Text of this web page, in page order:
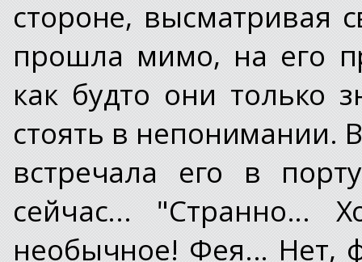
стороне,
прошла мимо, на его
как будто они только
стоять в непонимании.
встречала его в
сейчас... "Странно...
необычное! Фея... Нет,